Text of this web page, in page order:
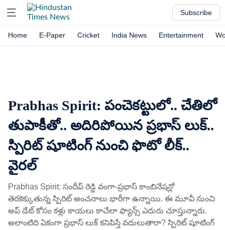
Subscribe
Home E-Paper Cricket India News Entertainment
Prabhas Spirit: పంచెకట్టులో.. చేతిలో
తుపాకీతో.. అదిరిపోయిన ప్రభాస్ లుక్..
స్పిరిట్ షూటింగ్ నుంచి ఫొటో లీక్..
వైరల్
Prabhas Spirit: సందీప్ రెడ్డి వంగా-ప్రభాస్ కాంబినేషన్లో
తెరకెక్కుతున్న స్పిరిట్ అంచనాలు భారీగా ఉన్నాయి. ఈ మూవీ నుంచి
అప్ డేట్ కోసం కళ్లు కాయలు కాచేలా ఫ్యాన్స్ ఎదురు చూస్తున్నారు.
అలాంటిది ఏకంగా ప్రభాస్ లుక్ కనిపిస్తే వదులుతారా? స్పిరిట్ షూటింగ్